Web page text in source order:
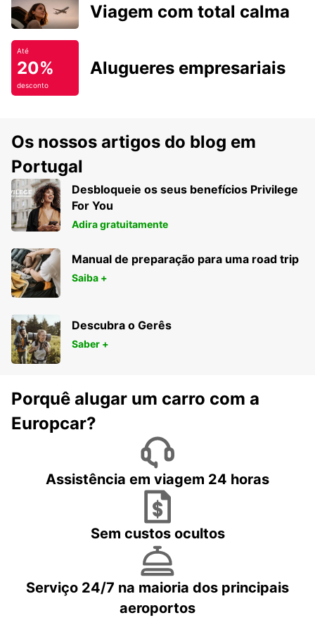
Viagem com total calma
Até
20%
desconto
Alugueres empresariais
Os nossos artigos do blog em
Portugal
Desbloqueie os seus benefícios Privilege
For You
Adira gratuitamente
Manual de preparação para uma road trip
Saiba +
Descubra o Gerês
Saber +
Porquê alugar um carro com a
Europcar?
Assistência em viagem 24 horas
Sem custos ocultos
Serviço 24/7 na maioria dos principais
aeroportos